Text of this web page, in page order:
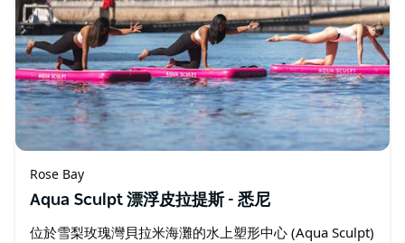
Rose Bay
Aqua Sculpt 漂浮皮拉提斯 - 悉尼
位於雪梨玫瑰灣貝拉米海灘的水上塑形中心 (Aqua Sculpt)